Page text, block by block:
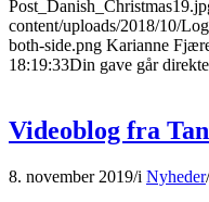
content/uploads/2018/10/
both-side.png Karianne
18:19:33Din gave går
Videoblog fra
8. november 2019/i Nyheder/